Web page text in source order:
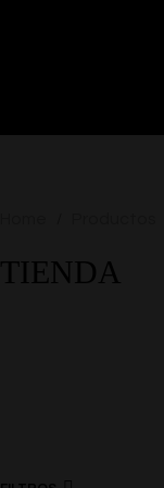
TIENDA